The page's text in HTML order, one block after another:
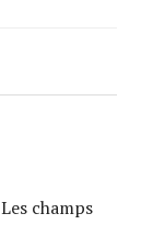
Les champs